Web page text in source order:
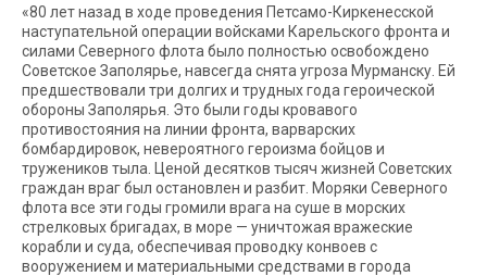
«80 лет назад в ходе проведения Петсамо-Киркенесской
наступательной операции войсками Карельского фронта и
силами Северного флота было полностью освобождено
Советское Заполярье, навсегда снята угроза Мурманску. Ей
предшествовали три долгих и трудных года героической
обороны Заполярья. Это были годы кровавого
противостояния на линии фронта, варварских
бомбардировок, невероятного героизма бойцов и
тружеников тыла. Ценой десятков тысяч жизней Советских
граждан враг был остановлен и разбит. Моряки Северного
флота все эти годы громили врага на суше в морских
стрелковых бригадах, в море — уничтожая вражеские
корабли и суда, обеспечивая проводку конвоев с
вооружением и материальными средствами в города